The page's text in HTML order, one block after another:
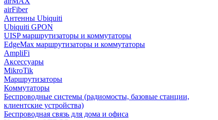
airFiber
Антенны Ubiquiti
Ubiquiti GPON
UISP маршрутизаторы и коммутаторы
EdgeMax маршрутизаторы и коммутаторы
AmpliFi
Аксессуары
MikroTik
Маршрутизаторы
Коммутаторы
Беспроводные системы (радиомосты, базовые станции,
клиентские устройства)
Беспроводная связь для дома и офиса